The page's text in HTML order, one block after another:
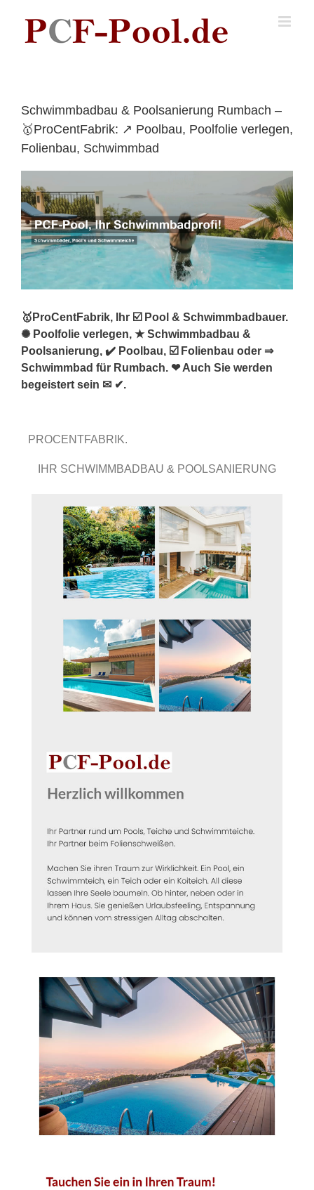
content
Schwimmbadbau & Poolsanierung Rumbach –
🥇ProCentFabrik: ↗️ Poolbau, Poolfolie verlegen,
Folienbau, Schwimmbad
🥇ProCentFabrik, Ihr ☑️ Pool & Schwimmbadbauer.
✺ Poolfolie verlegen, ★ Schwimmbadbau &
Poolsanierung, ✔️ Poolbau, ☑️ Folienbau oder ⇒
Schwimmbad für Rumbach. ❤ Auch Sie werden
begeistert sein ✉ ✔.
PROCENTFABRIK.
IHR SCHWIMMBADBAU & POOLSANIERUNG